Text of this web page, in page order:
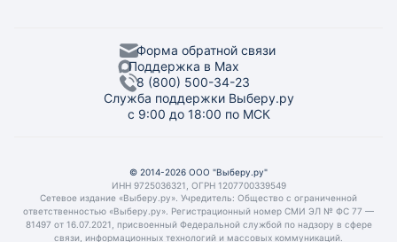
Форма обратной связи
Поддержка в Max
8 (800) 500-34-23
Служба поддержки Выберу.ру
с 9:00 до 18:00 по МСК
© 2014-2026 ООО "Выберу.ру"
ИНН 9725036321, ОГРН 1207700339549
Сетевое издание «Выберу.ру». Учредитель: Общество с ограниченной
ответственностью «Выберу.ру». Регистрационный номер СМИ ЭЛ № ФС 77 —
81497 от 16.07.2021, присвоенный Федеральной службой по надзору в сфере
связи, информационных технологий и массовых коммуникаций.